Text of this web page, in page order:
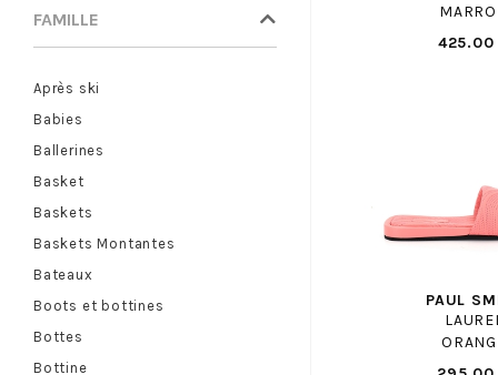
BASE LONDON
BEBERLIS
BELLAMY
BELLAMY PANT
BENSIMON
BIRKENSTOCK
BIRKENSTOCK ENF
BISGAARD
BLUNDSTONE
BLUNDSTONE ENF
BOBBIES
FAMILLE
Après ski
Babies
Ballerines
Basket
Baskets
Baskets Montantes
Bateaux
Boots et bottines
Bottes
Bottine
425.00
PAUL